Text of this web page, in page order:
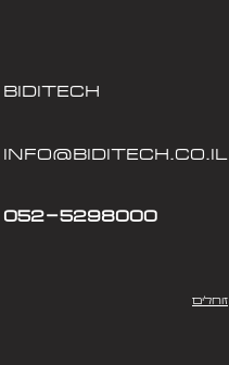
biditech
Info@biditech.co.il
052-5298000
זוחלים